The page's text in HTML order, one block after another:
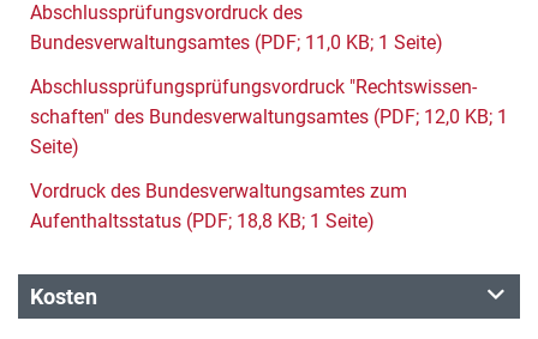
Abschlussprüfungsvordruck des
Bundesverwaltungsamtes (PDF; 11,0 KB; 1 Seite)
Ab­schluss­prü­fungsprüfungsvordruck "Rechts­wis­sen­
schaf­ten" des Bundesverwaltungsamtes (PDF; 12,0 KB; 1
Seite)
Vordruck des Bundesverwaltungsamtes zum
Aufenthaltsstatus (PDF; 18,8 KB; 1 Seite)
Kosten